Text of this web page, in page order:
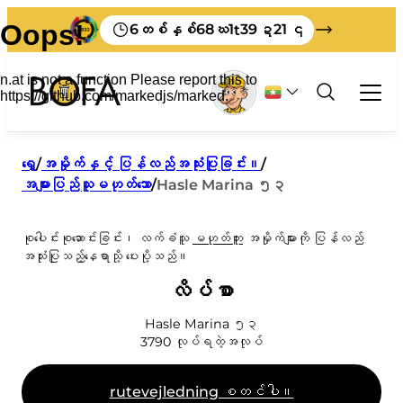
6တစ်နှစ်68ဃ1t39ဍ21 ၎
စီခြင်း။
အမှိုက်အစီအစဉ်များ
ဒါက မင်းရဲ့ အမှိုက်ဖြစ်သွားတာ။
ကြီးမားသောအမှိုက်
အလုပ်အကိုင်
မိမိဘာသာပြုလုပ်ရန်
လုပ်ငန်းများအတွက် အမှိုက်နှုန်းများ
အမှိုက်ပုံးအတွက် အမှိုက်ကို သတင်းပို့ပါ။
အမှိုက်စည်းမျဉ်းများ
မြေပြင်စည်းကမ်း
ခရီးသွား
Bornholm မှာ မင်းရဲ့အမှိုက်တွေကို ဘယ်လိုစွန့်ပစ်
အင်္ဂလိပ်လို ရိုက်နှိပ်ထားသော ပစ္စည်းများ
ဂျာမန်ဘာသာဖြင့် ရိုက်နှိပ်ထားသောပစ္စည်းများ
BOFA အကြောင်း
ရှေ့/အမှိုက်နှင့် ပြန်လည်အသုံးပြုခြင်း။ /
အများပြည်သူမဟုတ်သော/Hasle Marina ၅၃
စုပေါင်းစုဆောင်းခြင်း၊ လက်ခံသူ မဟုတ်ဘူးအမှိုက်များကို ပြန်လည်
အသုံးပြုသည့်နေရာသို့ ပေးပို့သည်။
လိပ်စာ
Hasle Marina ၅၃
3790 လုပ်ရတဲ့အလုပ်
rutevejledning စတင်ပါ။